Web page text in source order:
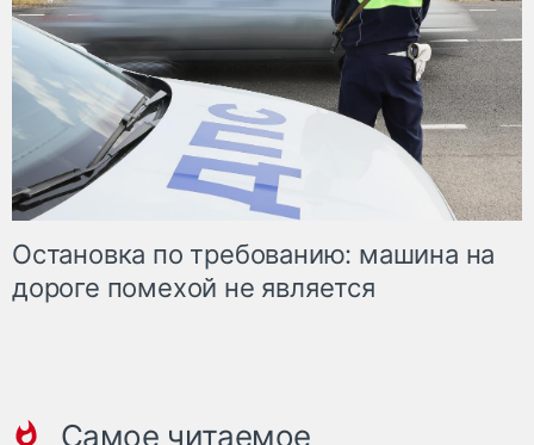
Остановка по требованию: машина на
дороге помехой не является
Самое читаемое